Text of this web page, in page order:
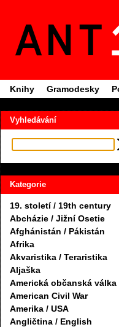
Knihy Gramodesky
Vyhledávání
Kategorie
19. století / 19th century
Abcházie / Jižní Osetie
Afghánistán / Pákistán
Afrika
Akvaristika / Teraristika
Aljaška
Americká občanská válka
American Civil War
Amerika / USA
Angličtina / English